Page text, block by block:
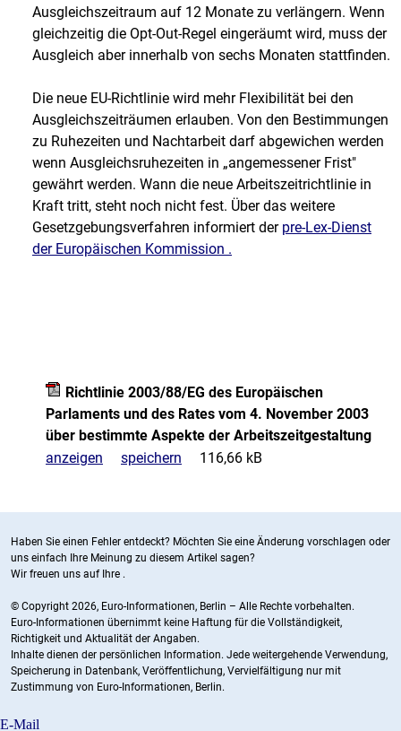
Ausgleichszeitraum auf 12 Monate zu verlängern. Wenn
gleichzeitig die Opt-Out-Regel eingeräumt wird, muss der
Ausgleich aber innerhalb von sechs Monaten stattfinden.
Die neue EU-Richtlinie wird mehr Flexibilität bei den
Ausgleichszeiträumen erlauben. Von den Bestimmungen
zu Ruhezeiten und Nachtarbeit darf abgewichen werden
wenn Ausgleichsruhezeiten in „angemessener Frist"
gewährt werden. Wann die neue Arbeitszeitrichtlinie in
Kraft tritt, steht noch nicht fest. Über das weitere
Gesetzgebungsverfahren informiert der pre-Lex-Dienst
der Europäischen Kommission .
Richtlinie 2003/88/EG des Europäischen
Parlaments und des Rates vom 4. November 2003
über bestimmte Aspekte der Arbeitszeitgestaltung
anzeigen
speichern 116,66 kB
Haben Sie einen Fehler entdeckt? Möchten Sie eine Änderung vorschlagen oder
uns einfach Ihre Meinung zu diesem Artikel sagen?
Wir freuen uns auf Ihre .
© Copyright 2026, Euro-Informationen, Berlin – Alle Rechte vorbehalten.
Euro-Informationen übernimmt keine Haftung für die Vollständigkeit,
Richtigkeit und Aktualität der Angaben.
Inhalte dienen der persönlichen Information. Jede weitergehende Verwendung,
Speicherung in Datenbank, Veröffentlichung, Vervielfältigung nur mit
Zustimmung von Euro-Informationen, Berlin.
E-Mail